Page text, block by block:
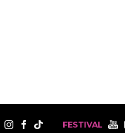
FESTIVAL